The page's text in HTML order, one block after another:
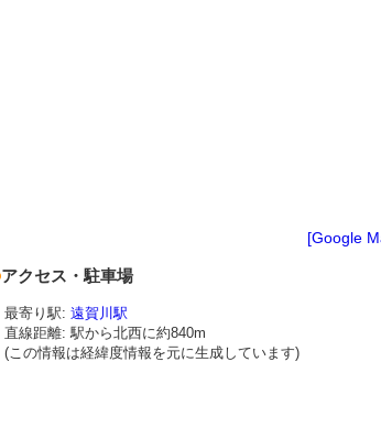
[Google
アクセス・駐車場
最寄り駅: 遠賀川駅
直線距離: 駅から北西に約840m
(この情報は経緯度情報を元に生成しています)